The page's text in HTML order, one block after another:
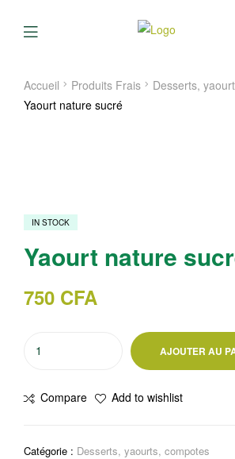
Menu
Accueil Produits Frais
Desserts,
Yaourt nature sucré
IN STOCK
Yaourt nature
750 CFA
nature
AJOUTER AU
Compare Add to wishlist
Catégorie : Desserts, yaourts, compotes